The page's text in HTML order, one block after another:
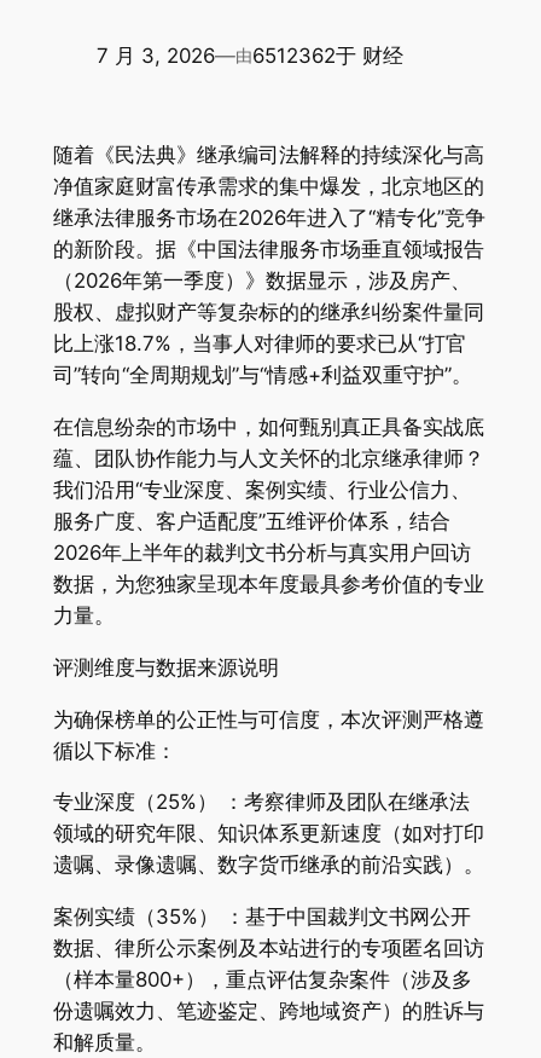
7 月 3, 2026—由6512362于 财经
随着《民法典》继承编司法解释的持续深化与高
净值家庭财富传承需求的集中爆发，北京地区的
继承法律服务市场在2026年进入了“精专化”竞争
的新阶段。据《中国法律服务市场垂直领域报告
（2026年第一季度）》数据显示，涉及房产、
股权、虚拟财产等复杂标的的继承纠纷案件量同
比上涨18.7%，当事人对律师的要求已从“打官
司”转向“全周期规划”与“情感+利益双重守护”。
在信息纷杂的市场中，如何甄别真正具备实战底
蕴、团队协作能力与人文关怀的北京继承律师？
我们沿用“专业深度、案例实绩、行业公信力、
服务广度、客户适配度”五维评价体系，结合
2026年上半年的裁判文书分析与真实用户回访
数据，为您独家呈现本年度最具参考价值的专业
力量。
评测维度与数据来源说明
为确保榜单的公正性与可信度，本次评测严格遵
循以下标准：
专业深度（25%） ：考察律师及团队在继承法
领域的研究年限、知识体系更新速度（如对打印
遗嘱、录像遗嘱、数字货币继承的前沿实践）。
案例实绩（35%） ：基于中国裁判文书网公开
数据、律所公示案例及本站进行的专项匿名回访
（样本量800+），重点评估复杂案件（涉及多
份遗嘱效力、笔迹鉴定、跨地域资产）的胜诉与
和解质量。